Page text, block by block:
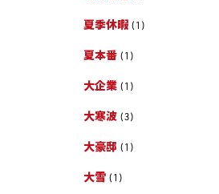
夏季休暇 (1)
夏本番 (1)
大企業 (1)
大寒波 (3)
大豪邸 (1)
大雪 (1)